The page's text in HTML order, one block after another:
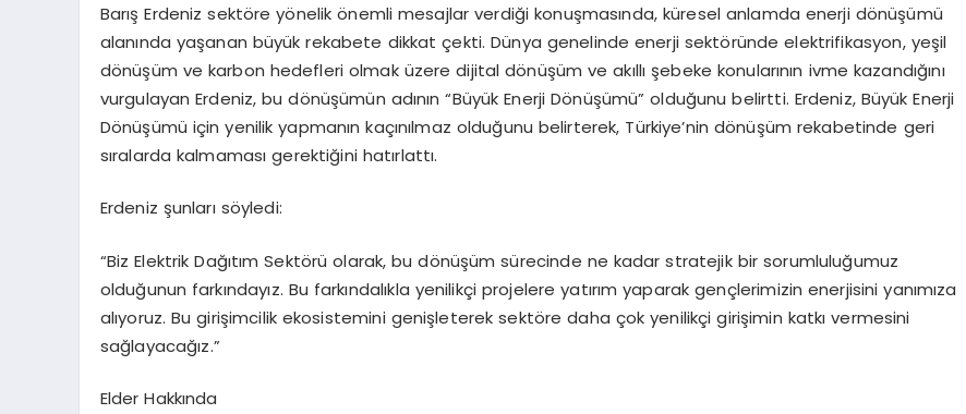
Barış Erdeniz sektöre yönelik önemli mesajlar verdiği konuşmasında, küresel anlamda enerji dönüşümü
alanında yaşanan büyük rekabete dikkat çekti. Dünya genelinde enerji sektöründe elektrifikasyon, yeşil
dönüşüm ve karbon hedefleri olmak üzere dijital dönüşüm ve akıllı şebeke konularının ivme kazandığını
vurgulayan Erdeniz, bu dönüşümün adının “Büyük Enerji Dönüşümü” olduğunu belirtti. Erdeniz, Büyük Enerji
Dönüşümü için yenilik yapmanın kaçınılmaz olduğunu belirterek, Türkiye’nin dönüşüm rekabetinde geri
sıralarda kalmaması gerektiğini hatırlattı.
Erdeniz şunları söyledi:
“Biz Elektrik Dağıtım Sektörü olarak, bu dönüşüm sürecinde ne kadar stratejik bir sorumluluğumuz
olduğunun farkındayız. Bu farkındalıkla yenilikçi projelere yatırım yaparak gençlerimizin enerjisini yanımıza
alıyoruz. Bu girişimcilik ekosistemini genişleterek sektöre daha çok yenilikçi girişimin katkı vermesini
sağlayacağız.”
Elder Hakkında